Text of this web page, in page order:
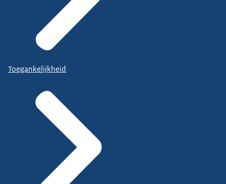
Toegankelijkheid